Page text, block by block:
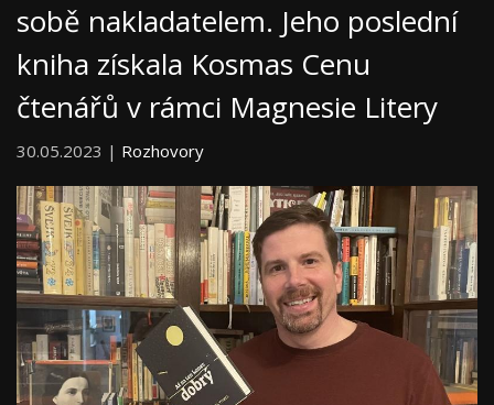
sobě nakladatelem. Jeho poslední
kniha získala Kosmas Cenu
čtenářů v rámci Magnesie Litery
30.05.2023 | Rozhovory